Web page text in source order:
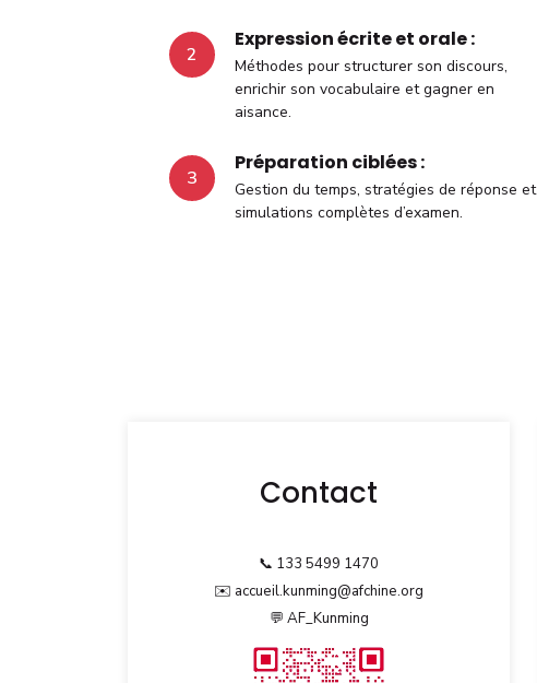
2
Expression écrite et orale :
Méthodes pour structurer son discours,
enrichir son vocabulaire et gagner en
aisance.
3
Préparation ciblées :
Gestion du temps, stratégies de réponse et
simulations complètes d’examen.
Contact
📞 133 5499 1470
✉️ accueil.kunming@afchine.org
💬 AF_Kunming